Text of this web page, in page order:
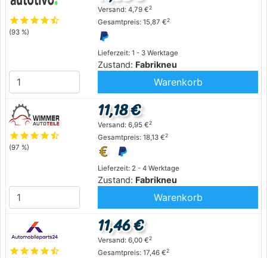
starstarstarstarstar_half
(93 %)
Lieferzeit: 1 - 3 Werktage
Zustand: Fabrikneu
Versand: 4,79 €2
Gesamtpreis: 15,87 €2
Warenkorb
starstarstarstarstar_half
(97 %)
Lieferzeit: 2 - 4 Werktage
Zustand: Fabrikneu
11,18 €
Versand: 6,95 €2
Gesamtpreis: 18,13 €2
Warenkorb
starstarstarstarstar_half
11,46 €
Versand: 6,00 €2
Gesamtpreis: 17,46 €2